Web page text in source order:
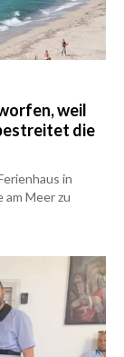
weil
die
in
am Meer zu